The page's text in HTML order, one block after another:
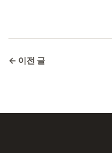
← 이전 글